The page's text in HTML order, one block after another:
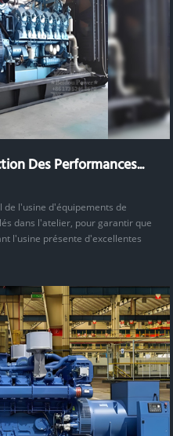
Des Performances...
de l'usine d'équipements de
dans l'atelier, pour garantir que
l'usine présente d'excellentes